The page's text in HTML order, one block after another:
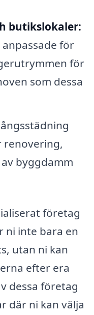
butikslokaler:
för
för
som dessa
renovering,
byggdamm
företag
ni inte bara en
utan ni kan
efter era
dessa företag
där ni kan välja